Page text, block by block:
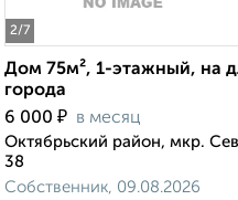
2/7
Дом 75м², 1-этажный, на
города
6 000 ₽ в месяц
Октябрьский район, мкр.
38
Собственник, 09.08.2026